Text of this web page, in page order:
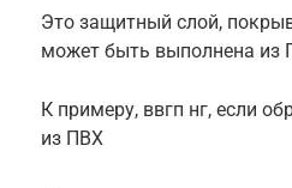
Это защитный слой,
может быть выполнена из
К примеру, ввгп нг, если
из ПВХ